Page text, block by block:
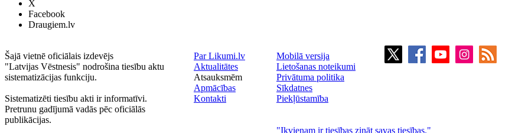
X
Facebook
Draugiem.lv
Šajā vietnē oficiālais izdevējs
"Latvijas Vēstnesis" nodrošina tiesību aktu
sistematizācijas funkciju.
Sistematizēti tiesību akti ir informatīvi.
Pretrunu gadījumā vadās pēc oficiālās
publikācijas.
Par Likumi.lv
Aktualitātes
Atsauksmēm
Apmācības
Kontakti
Mobilā versija
Lietošanas noteikumi
Privātuma politika
Sīkdatnes
Piekļūstamība
"Ikvienam ir tiesības zināt savas tiesības."